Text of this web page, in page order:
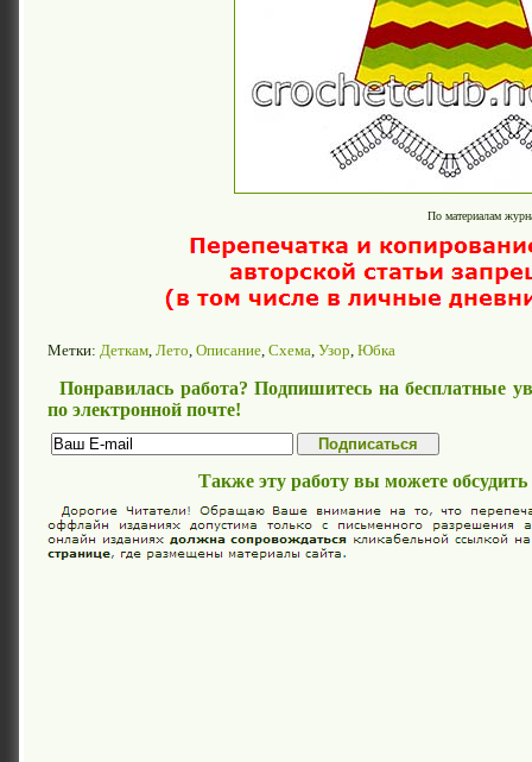
По материалам
Метки: Деткам Лето Описание Схема Узор Юбка
Понравилась работа? Подпишитесь на бесплатные
по электронной почте!
Также эту работу вы можете